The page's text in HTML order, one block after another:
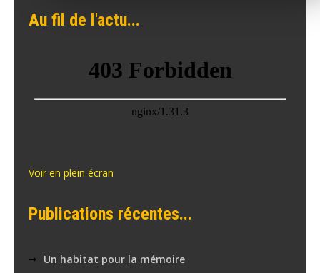
l’article
Au fil de l'actu...
Voir en plein écran
Publications récentes...
Un habitat pour la mémoire